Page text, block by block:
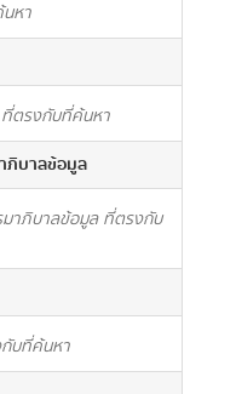
หา
ที่ตรงกับที่ค้นหา
ภิบาลข้อมูล
าภิบาลข้อมูล ที่ตรงกับ
กับที่ค้นหา